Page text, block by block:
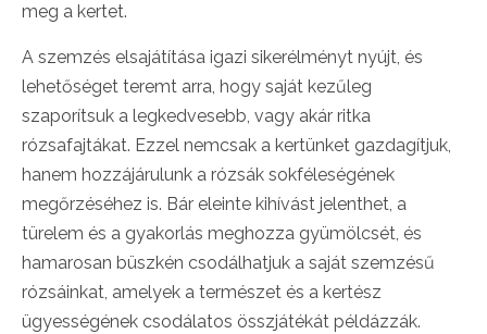
meg a kertet.
A szemzés elsajátítása igazi sikerélményt nyújt, és
lehetőséget teremt arra, hogy saját kezűleg
szaporítsuk a legkedvesebb, vagy akár ritka
rózsafajtákat. Ezzel nemcsak a kertünket gazdagítjuk,
hanem hozzájárulunk a rózsák sokféleségének
megőrzéséhez is. Bár eleinte kihívást jelenthet, a
türelem és a gyakorlás meghozza gyümölcsét, és
hamarosan büszkén csodálhatjuk a saját szemzésű
rózsáinkat, amelyek a természet és a kertész
ügyességének csodálatos összjátékát példázzák.